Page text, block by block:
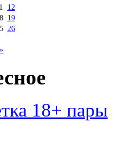
12
19
26
18+ пары